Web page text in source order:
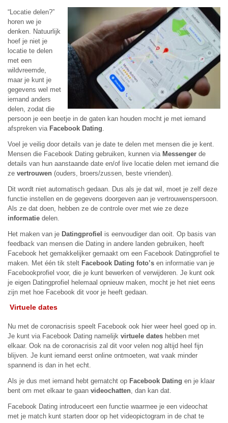
“Locatie delen?”
horen we je
denken. Natuurlijk
hoef je niet je
locatie te delen
met een
wildvreemde,
maar je kunt je
gegevens wel met
iemand anders
delen, zodat die
persoon je een beetje in de gaten kan houden mocht je met iemand
afspreken via Facebook Dating.
Voel je veilig door details van je date te delen met mensen die je kent.
Mensen die Facebook Dating gebruiken, kunnen via Messenger de
details van hun aanstaande date en/of live locatie delen met iemand die
ze vertrouwen (ouders, broers/zussen, beste vrienden).
Dit wordt niet automatisch gedaan. Dus als je dat wil, moet je zelf deze
functie instellen en de gegevens doorgeven aan je vertrouwenspersoon.
Als ze dat doen, hebben ze de controle over met wie ze deze
informatie delen.
Het maken van je Datingprofiel is eenvoudiger dan ooit. Op basis van
feedback van mensen die Dating in andere landen gebruiken, heeft
Facebook het gemakkelijker gemaakt om een ​​Facebook Datingprofiel te
maken. Met één tik stelt Facebook Dating foto’s en informatie van je
Facebookprofiel voor, die je kunt bewerken of verwijderen. Je kunt ook
je eigen Datingprofiel helemaal opnieuw maken, mocht je het niet eens
zijn met hoe Facebook dit voor je heeft gedaan.
Virtuele dates
Nu met de coronacrisis speelt Facebook ook hier weer heel goed op in.
Je kunt via Facebook Dating namelijk virtuele dates hebben met
elkaar. Ook na de coronacrisis zal dit voor velen nog altijd heel fijn
blijven. Je kunt iemand eerst online ontmoeten, wat vaak minder
spannend is dan in het echt.
Als je dus met iemand hebt gematcht op Facebook Dating en je klaar
bent om met elkaar te gaan videochatten, dan kan dat.
Facebook Dating introduceert een functie waarmee je een videochat
met je match kunt starten door op het videopictogram in de chat te